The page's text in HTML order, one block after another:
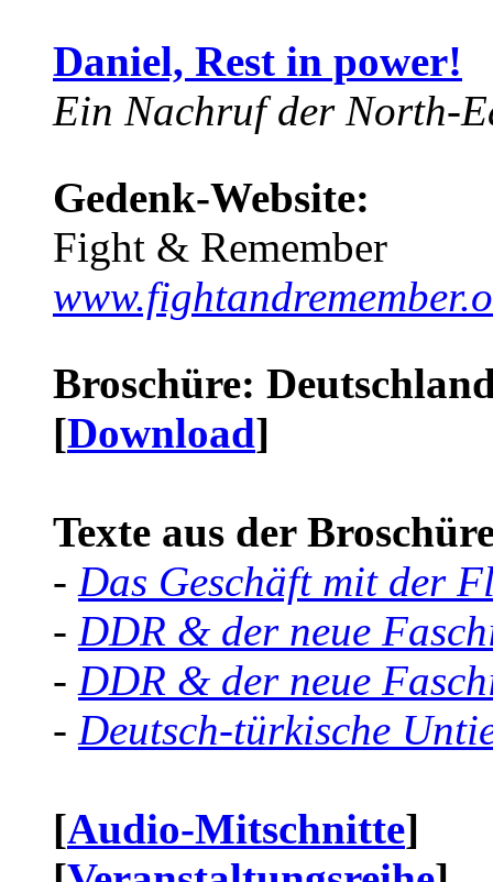
Daniel, Rest in power!
Ein Nachruf der North-
Gedenk-Website:
Fight & Remember
Broschüre:
[Download]
Texte aus der
- Das Geschäft mit der
- DDR & der neue
- DDR & der neue
- Deutsch-türkische
[Audio-Mitschnitte]